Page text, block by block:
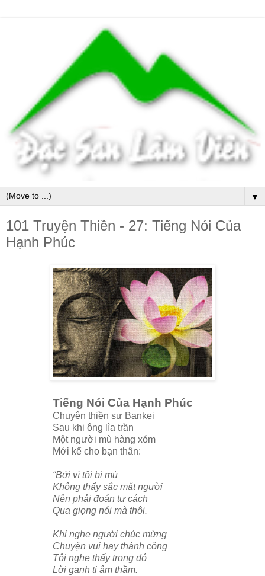
▼
101 Truyện Thiền - 27: Tiếng Nói Của
Hạnh Phúc
Tiếng Nói Của Hạnh Phúc
Chuyện thiền sư Bankei
Sau khi ông lìa trần
Một người mù hàng xóm
Mới kể cho bạn thân:
“Bởi vì tôi bị mù
Không thấy sắc mặt người
Nên phải đoán tư cách
Qua giọng nói mà thôi.
Khi nghe người chúc mừng
Chuyện vui hay thành công
Tôi nghe thấy trong đó
Lời ganh tị âm thầm.